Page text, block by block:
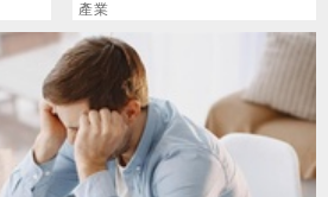
彎神器」曝
產業